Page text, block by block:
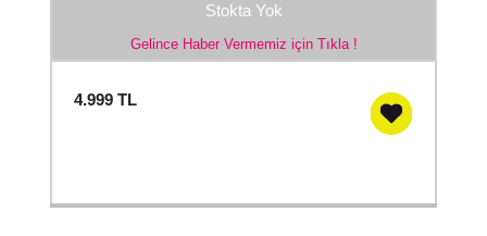
Stokta Yok
Gelince Haber Vermemiz için Tıkla !
4.999 TL